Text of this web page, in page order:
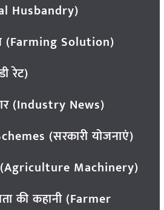
Husbandry)
(Farming Solution)
रेट)
(Industry News)
(सरकारी योजनाएं)
(Agriculture Machinery)
की कहानी (Farmer